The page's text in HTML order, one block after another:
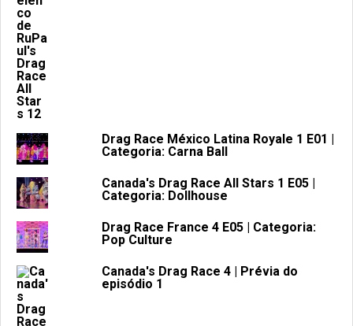
Drag Race México Latina Royale 1 E01 |
Categoria: Carna Ball
Canada's Drag Race All Stars 1 E05 |
Categoria: Dollhouse
Drag Race France 4 E05 | Categoria:
Pop Culture
Canada's Drag Race 4 | Prévia do
episódio 1